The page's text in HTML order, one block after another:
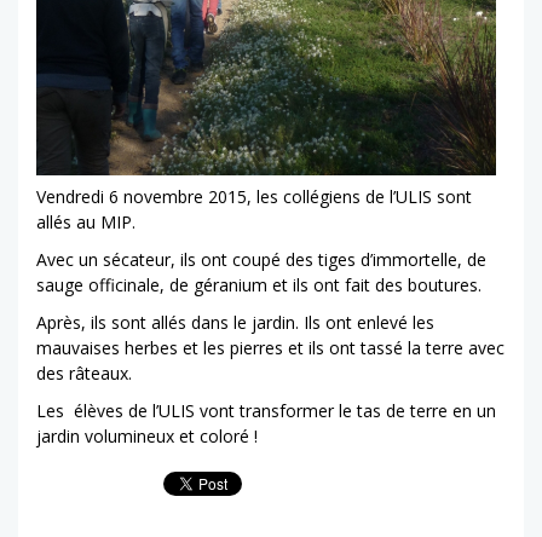
Vendredi 6 novembre 2015, les collégiens de l’ULIS sont
allés au MIP.
Avec un sécateur, ils ont coupé des tiges d’immortelle, de
sauge officinale, de géranium et ils ont fait des boutures.
Après, ils sont allés dans le jardin. Ils ont enlevé les
mauvaises herbes et les pierres et ils ont tassé la terre avec
des râteaux.
Les élèves de l’ULIS vont transformer le tas de terre en un
jardin volumineux et coloré !